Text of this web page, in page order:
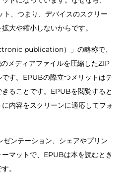
、つまり、デバイスのスクリー
大や縮小しないからです。
publication）」の略称で、
メディアファイルを圧縮したZIP
す。EPUBの際立つメリットはテ
ることです。EPUBを閲覧すると
内容をスクリーンに適応してフォ
ンテーション、シェアやプリン
マットで、EPUBは本を読むとき
。